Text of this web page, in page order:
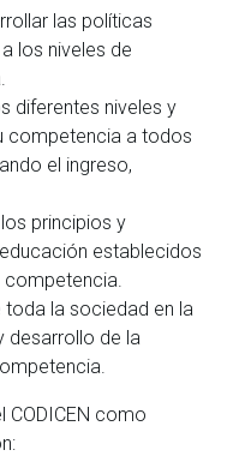
las políticas
los niveles de
diferentes niveles y
competencia a todos
el ingreso,
principios y
establecidos
competencia.
la sociedad en la
desarrollo de la
como